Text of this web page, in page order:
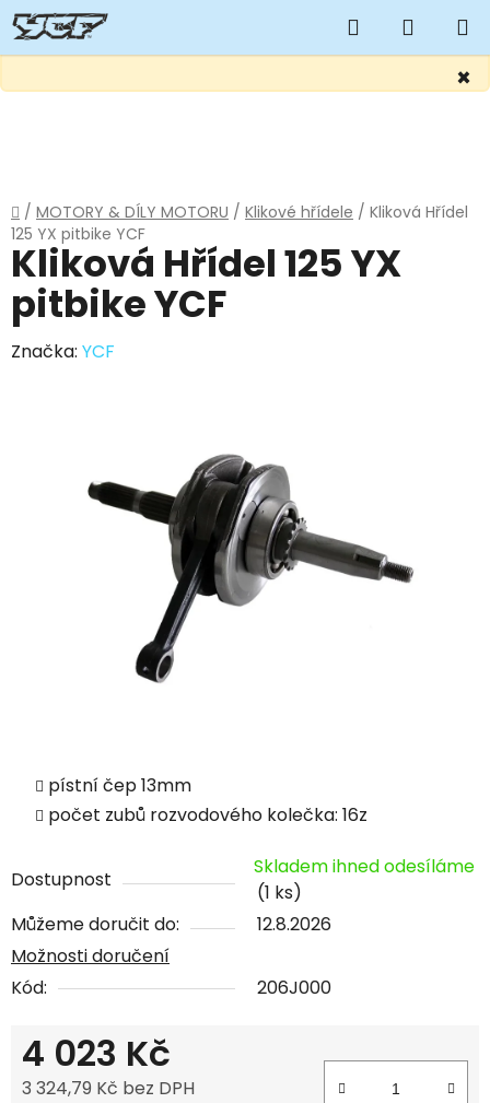
×
Hledat
KOŠÍK
Domů
/ MOTORY & DÍLY MOTORU / Klikové hřídele / Kliková Hřídel
125 YX pitbike YCF
pístní čep 13mm
počet zubů rozvodového kolečka: 16z
Dostupnost
Skladem ihned odesíláme
(1 ks)
Můžeme doručit do:
12.8.2026
Možnosti doručení
Kód:
206J000
4 023 Kč
3 324,79 Kč bez DPH
Kliková Hřídel 125 YX
pitbike YCF
Značka: YCF